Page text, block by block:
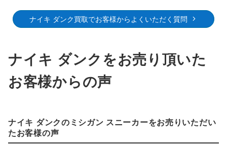
ナイキ ダンク買取でお客様からよくいただく質問
ナイキ ダンクをお売り頂いた
お客様からの声
ナイキ ダンクのミシガン スニーカーをお売りいただい
たお客様の声